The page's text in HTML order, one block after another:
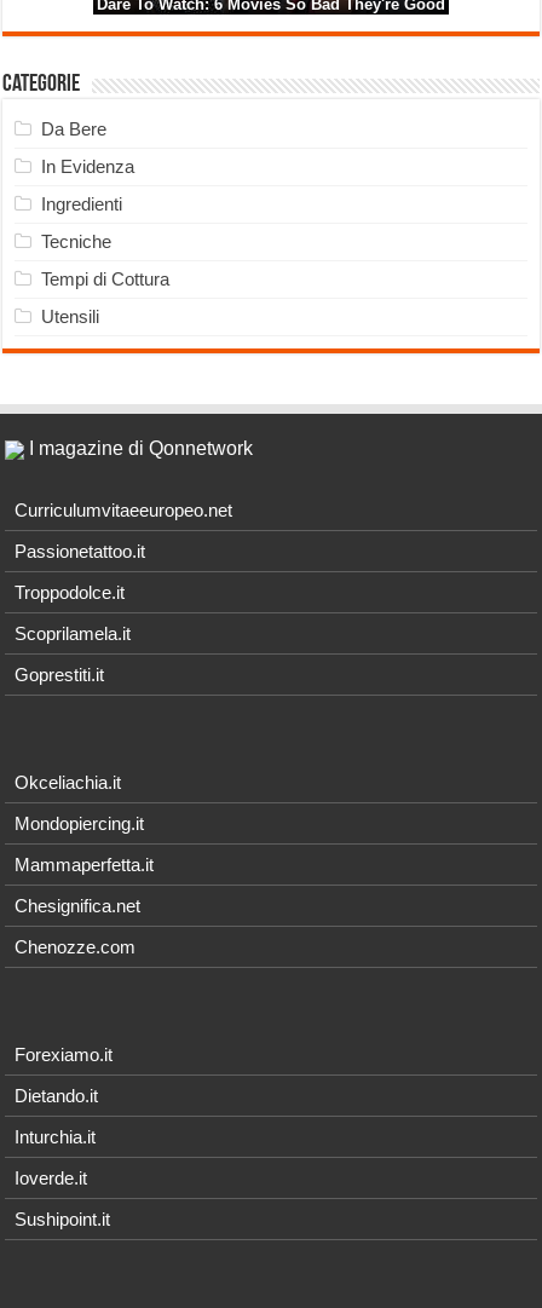
Categorie
Da Bere
In Evidenza
Ingredienti
Tecniche
Tempi di Cottura
Utensili
I magazine di Qonnetwork
Curriculumvitaeeuropeo.net
Passionetattoo.it
Troppodolce.it
Scoprilamela.it
Goprestiti.it
Okceliachia.it
Mondopiercing.it
Mammaperfetta.it
Chesignifica.net
Chenozze.com
Forexiamo.it
Dietando.it
Inturchia.it
Ioverde.it
Sushipoint.it